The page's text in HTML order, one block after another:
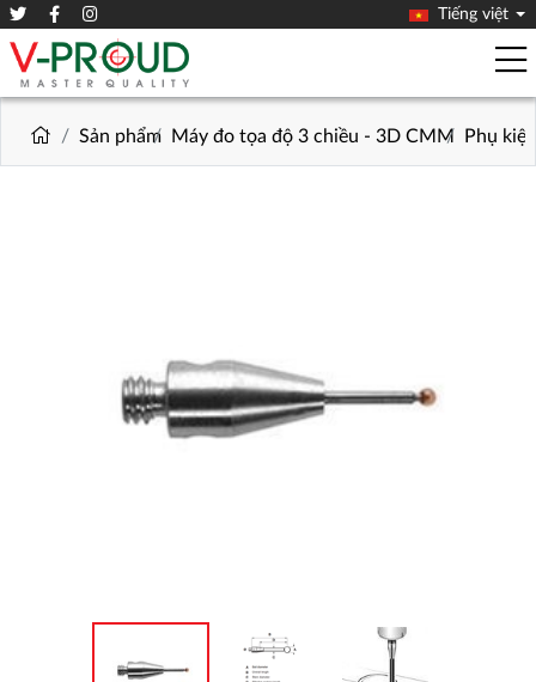
Tiếng việt
Sản phẩm Máy đo tọa độ 3 chiều - 3D CMM Phụ